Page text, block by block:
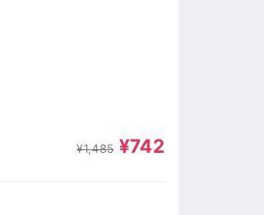
¥1,485 ¥742